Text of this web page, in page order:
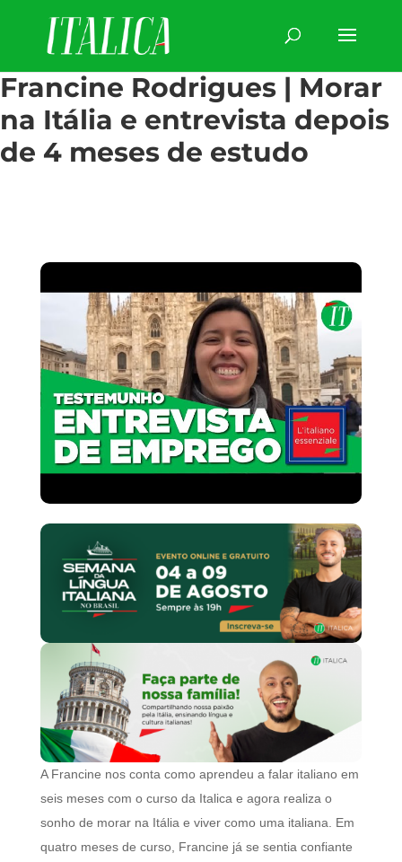
Francine Rodrigues | Morar
na Itália e entrevista depois
de 4 meses de estudo
A Francine nos conta como aprendeu a falar italiano em
seis meses com o curso da Italica e agora realiza o
sonho de morar na Itália e viver como uma italiana. Em
quatro meses de curso, Francine já se sentia confiante